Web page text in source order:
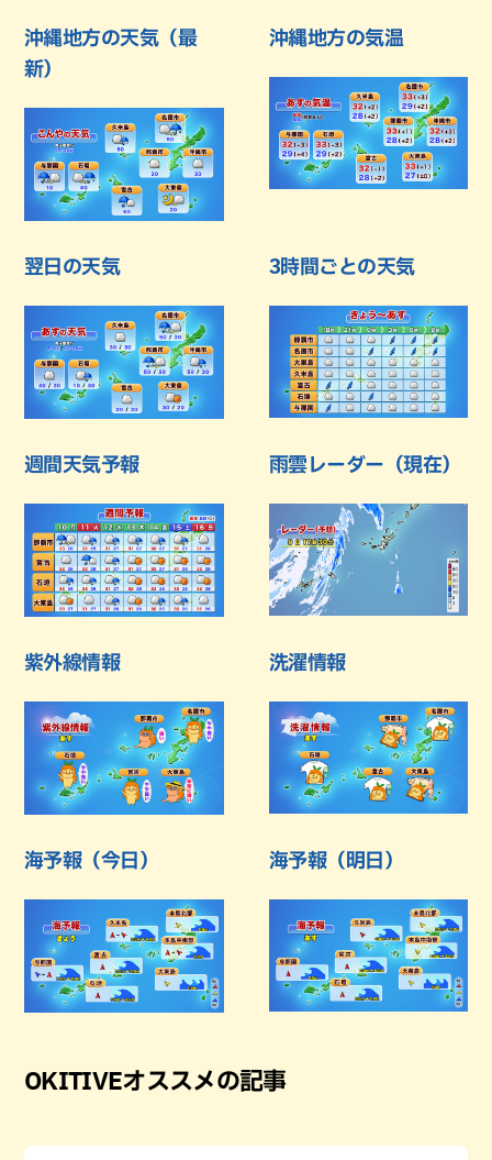
沖縄地方の天気（最
新）
沖縄地方の気温
翌日の天気 3時間ごとの天気
週間天気予報 雨雲レーダー（現在）
紫外線情報 洗濯情報
海予報（今日） 海予報（明日）
OKITIVEオススメの記事